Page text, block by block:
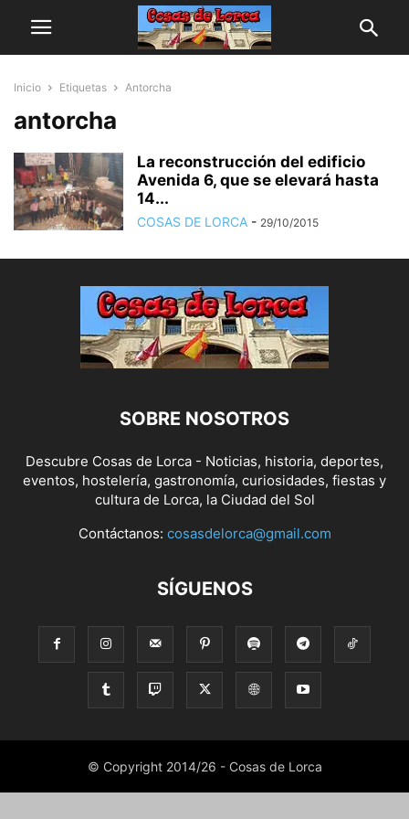
Inicio Etiquetas Antorcha
antorcha
La reconstrucción del edificio
Avenida 6, que se elevará hasta
14...
COSAS DE LORCA - 29/10/2015
SOBRE NOSOTROS
Descubre Cosas de Lorca - Noticias, historia, deportes,
eventos, hostelería, gastronomía, curiosidades, fiestas y
cultura de Lorca, la Ciudad del Sol
Contáctanos: cosasdelorca@gmail.com
SÍGUENOS
© Copyright 2014/26 - Cosas de Lorca